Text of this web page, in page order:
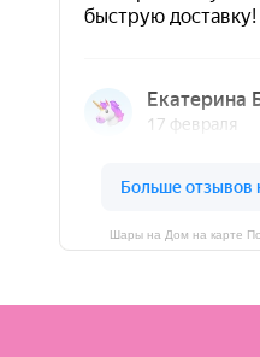
Шары на Дом на карте